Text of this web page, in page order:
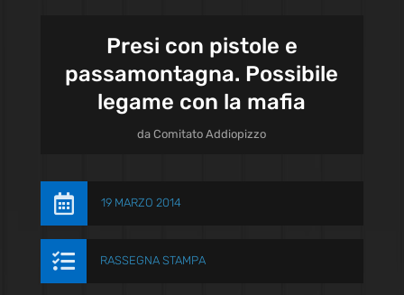
Presi con pistole e
passamontagna. Possibile
legame con la mafia
daComitato Addiopizzo
 19 MARZO 2014
 RASSEGNA STAMPA